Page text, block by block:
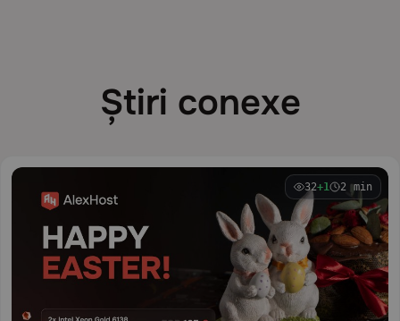
Știri conexe
32+1 2 min